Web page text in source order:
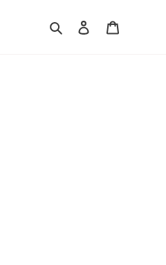
RechercherSe connecter